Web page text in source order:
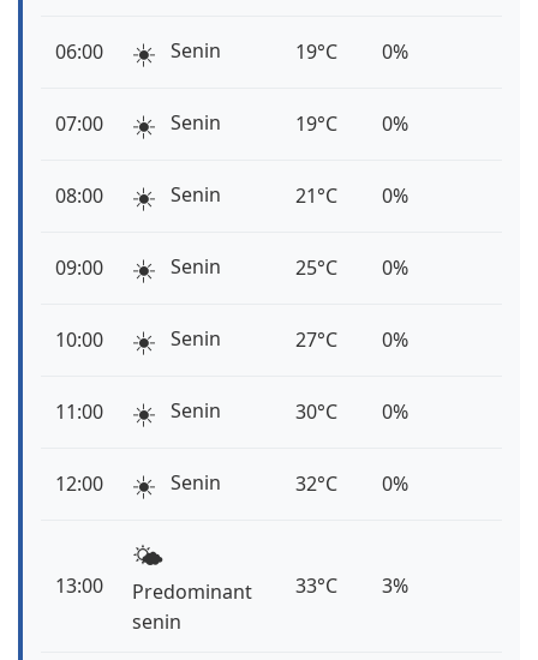
06:00 ☀️ Senin 19°C 0%
07:00 ☀️ Senin 19°C 0%
08:00 ☀️ Senin 21°C 0%
09:00 ☀️ Senin 25°C 0%
10:00 ☀️ Senin 27°C 0%
11:00 ☀️ Senin 30°C 0%
12:00 ☀️ Senin 32°C 0%
13:00
🌤️
Predominant
senin
33°C 3%